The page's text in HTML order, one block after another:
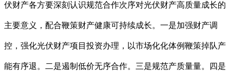
伏财产各方要深刻认识规范合作次序对光伏财产高质量成长的
主要意义，配合鞭策财产健康可持续成长。一是加强财产调
控，强化光伏财产项目投资办理，以市场化化体例鞭策掉队产
能有序退。二是遏制低价无序合作。三是规范产质量量。四是